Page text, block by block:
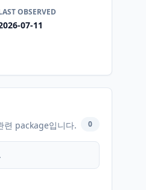
OBSERVED
07-11
련 package입니다. 0